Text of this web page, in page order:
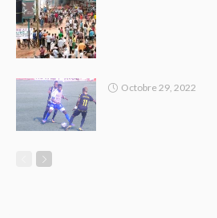
Octobre 29, 2022